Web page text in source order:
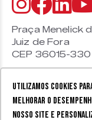
Utilizamos cookies
melhorar o
nosso site e
Praça Menelick
Juiz de Fora
CEP 36015-